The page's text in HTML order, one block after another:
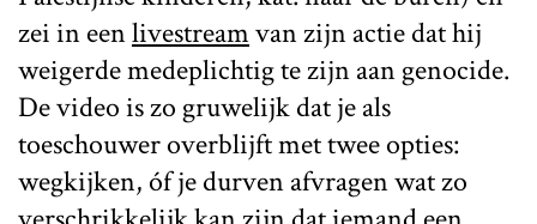
zei in eenlivestreamvan zijn actie dat hij
weigerde medeplichtig te zijn aan genocide.
De video is zo gruwelijk dat je als
toeschouwer overblijft met twee opties:
wegkijken, óf je durven afvragen wat zo